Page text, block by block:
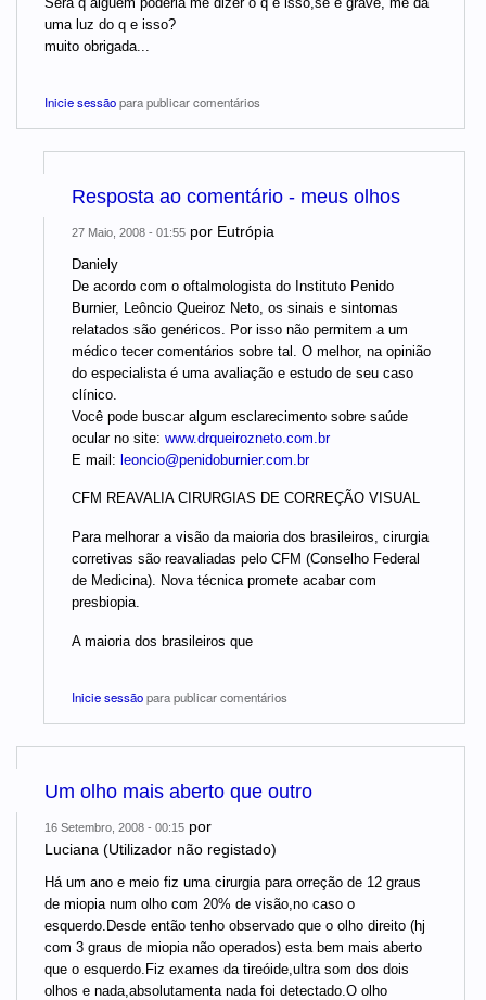
uma luz do q e isso?
muito obrigada...
Inicie sessãopara publicar comentários
Resposta ao comentário - meus olhos
27 Maio, 2008 - 01:55 por Eutrópia
Daniely
De acordo com o oftalmologista do Instituto Penido
Burnier, Leôncio Queiroz Neto, os sinais e sintomas
relatados são genéricos. Por isso não permitem a um
médico tecer comentários sobre tal. O melhor, na opinião
do especialista é uma avaliação e estudo de seu caso
clínico.
Você pode buscar algum esclarecimento sobre saúde
ocular no site: www.drqueirozneto.com.br
E mail: leoncio@penidoburnier.com.br
CFM REAVALIA CIRURGIAS DE CORREÇÃO VISUAL
Para melhorar a visão da maioria dos brasileiros, cirurgia
corretivas são reavaliadas pelo CFM (Conselho Federal
de Medicina). Nova técnica promete acabar com
presbiopia.
A maioria dos brasileiros que
Inicie sessãopara publicar comentários
Um olho mais aberto que outro
16 Setembro, 2008 - 00:15 por
Luciana (Utilizador não registado)
Há um ano e meio fiz uma cirurgia para orreção de 12 graus
de miopia num olho com 20% de visão,no caso o
esquerdo.Desde então tenho observado que o olho direito (hj
com 3 graus de miopia não operados) esta bem mais aberto
que o esquerdo.Fiz exames da tireóide,ultra som dos dois
olhos e nada,absolutamenta nada foi detectado.O olho